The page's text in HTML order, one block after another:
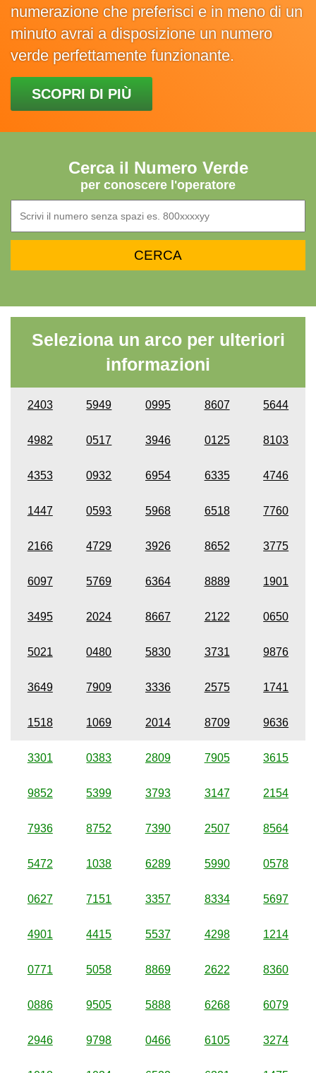
numerazione che preferisci e in meno di un
minuto avrai a disposizione un numero
verde perfettamente funzionante.
SCOPRI DI PIÙ
Cerca il Numero Verde
per conoscere l'operatore
Seleziona un arco per ulteriori
informazioni
2403 5949 0995 8607 5644
4982 0517 3946 0125 8103
4353 0932 6954 6335 4746
1447 0593 5968 6518 7760
2166 4729 3926 8652 3775
6097 5769 6364 8889 1901
3495 2024 8667 2122 0650
5021 0480 5830 3731 9876
3649 7909 3336 2575 1741
1518 1069 2014 8709 9636
3301 0383 2809 7905 3615
9852 5399 3793 3147 2154
7936 8752 7390 2507 8564
5472 1038 6289 5990 0578
0627 7151 3357 8334 5697
4901 4415 5537 4298 1214
0771 5058 8869 2622 8360
0886 9505 5888 6268 6079
2946 9798 0466 6105 3274